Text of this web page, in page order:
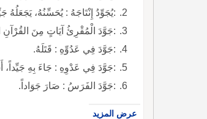
:يُجَوِّدُ إِنْتَاجَهُ : يُحَسِّنُهُ، يَجَعَلُهُ
:جَوَّدَ الْمُقْرِئُ آيَاتٍ مِنَ
:جَوَّدَ فِي عَدُوِّهِ : قَتَلَهُ.
:جَوَّدَ فِي عَدْوِهِ : جَاءَ بِهِ جَيِّداً،
:جَوَّدَ الفَرَسُ : صَارَ جَوَاداً.
عرض المزيد